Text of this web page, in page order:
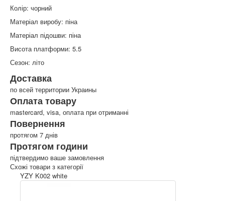
Колір: чорний
Матеріал виробу: піна
Матеріал підошви: піна
Висота платформи: 5.5
Сезон: літо
Доставка
по всей территории Украины
Оплата товару
mastercard, visa, оплата при отриманні
Повернення
протягом 7 днів
Протягом години
підтвердимо ваше замовлення
Схожі товари з категорії
YZY K002 white